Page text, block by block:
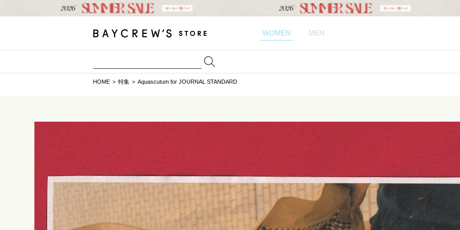
WOMEN MEN
HOME 特集 Aquascutum for JOURNAL STANDARD